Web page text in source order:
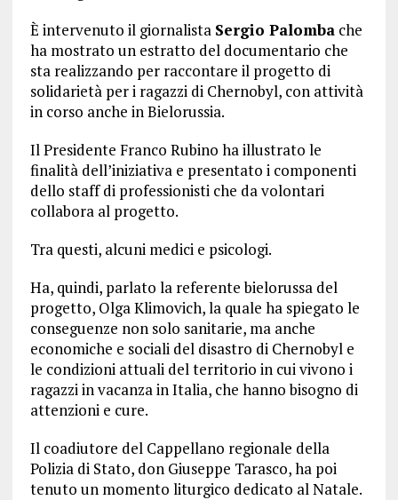
È intervenuto il giornalista Sergio Palombache
ha mostrato un estratto del documentario che
sta realizzando per raccontare il progetto di
solidarietà per i ragazzi di Chernobyl, con attività
in corso anche in Bielorussia.
Il Presidente Franco Rubino ha illustrato le
finalità dell’iniziativa e presentato i componenti
dello staff di professionisti che da volontari
collabora al progetto.
Tra questi, alcuni medici e psicologi.
Ha, quindi, parlato la referente bielorussa del
progetto, Olga Klimovich, la quale ha spiegato le
conseguenze non solo sanitarie, ma anche
economiche e sociali del disastro di Chernobyl e
le condizioni attuali del territorio in cui vivono i
ragazzi in vacanza in Italia, che hanno bisogno di
attenzioni e cure.
Il coadiutore del Cappellano regionale della
Polizia di Stato, don Giuseppe Tarasco, ha poi
tenuto un momento liturgico dedicato al Natale.